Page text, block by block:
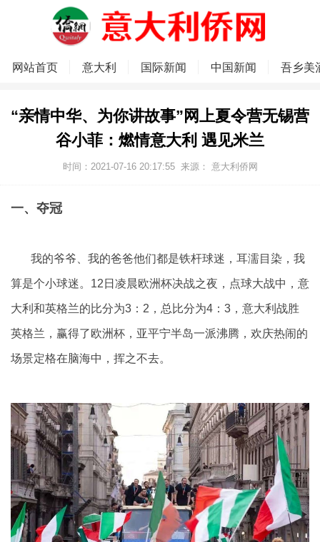
网站首页 意大利 国际新闻 中国新闻 吾乡美
“亲情中华、为你讲故事”网上夏令营无锡营
谷小菲：燃情意大利 遇见米兰
时间：2021-07-16 20:17:55 来源： 意大利侨网
一、夺冠
我的爷爷、我的爸爸他们都是铁杆球迷，耳濡目染，我
算是个小球迷。12日凌晨欧洲杯决战之夜，点球大战中，意
大利和英格兰的比分为3：2，总比分为4：3，意大利战胜
英格兰，赢得了欧洲杯，亚平宁半岛一派沸腾，欢庆热闹的
场景定格在脑海中，挥之不去。